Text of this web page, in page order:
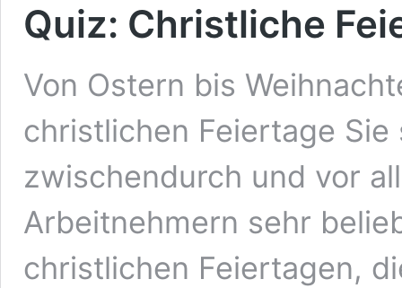
Quiz: Christliche
Von Ostern bis
christlichen Feiertage
zwischendurch und vor
Arbeitnehmern sehr
christlichen Feiertagen,